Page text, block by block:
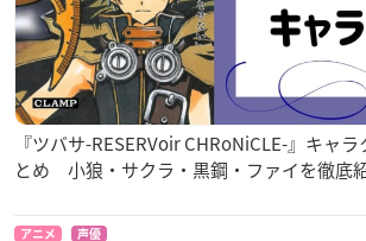
『ツバサ-RESERVoir CHRoNiCLE-』キャ
とめ 小狼・サクラ・黒鋼・ファイを徹底紹
アニメ 声優